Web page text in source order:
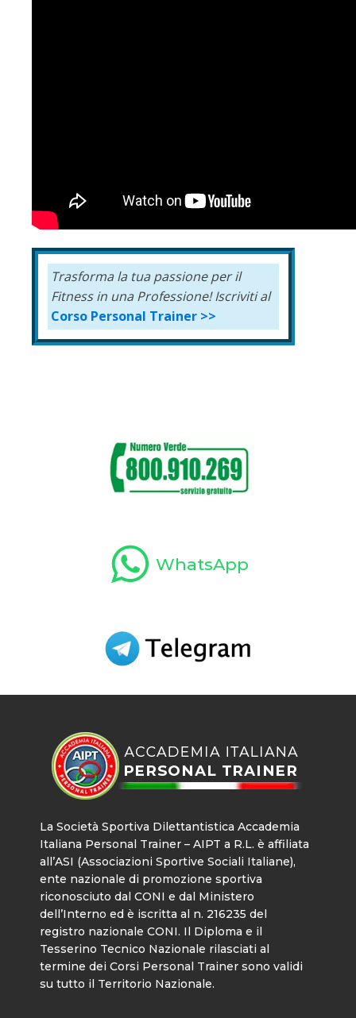
Trasforma la tua passione per il
Fitness in una Professione! Iscriviti al
Corso Personal Trainer >>
WhatsApp
La Società Sportiva Dilettantistica Accademia
Italiana Personal Trainer – AIPT a R.L. è affiliata
all’ASI (Associazioni Sportive Sociali Italiane),
ente nazionale di promozione sportiva
riconosciuto dal CONI e dal Ministero
dell’Interno ed è iscritta al n. 216235 del
registro nazionale CONI. Il Diploma e il
Tesserino Tecnico Nazionale rilasciati al
termine dei Corsi Personal Trainer sono validi
su tutto il Territorio Nazionale.